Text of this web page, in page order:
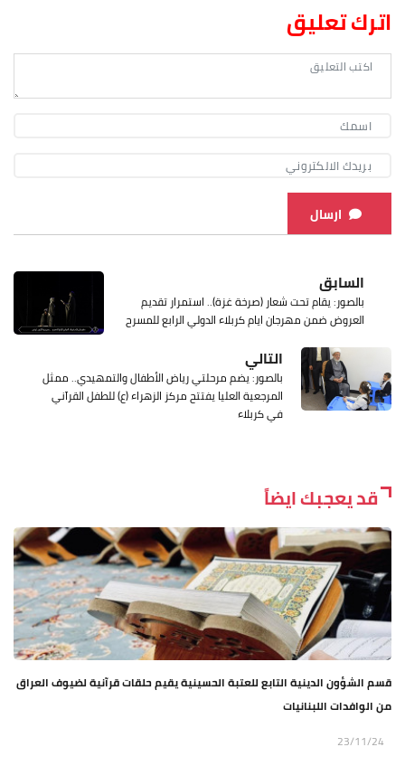
اترك تعليق
ارسال
السابق
بالصور: يقام تحت شعار (صرخة غزة).. استمرار تقديم
العروض ضمن مهرجان ايام كربلاء الدولي الرابع للمسرح
التالي
بالصور: يضم مرحلتي رياض الأطفال والتمهيدي.. ممثل
المرجعية العليا يفتتح مركز الزهراء (ع) للطفل القرآني
في كربلاء
قد يعجبك ايضاً
قسم الشؤون الدينية التابع للعتبة الحسينية يقيم حلقات قرآنية لضيوف العراق
من الوافدات اللبنانيات
23/11/24